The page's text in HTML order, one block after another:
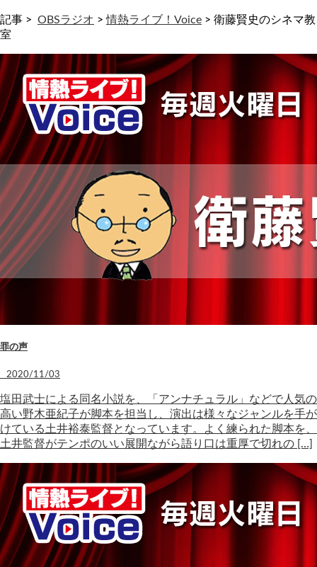
記事 > OBSラジオ >情熱ライブ！Voice > 衛藤賢史のシネマ教
室
罪の声
2020/11/03
塩田武士による同名小説を、「アンナチュラル」などで人気の
高い野木亜紀子が脚本を担当し、演出は様々なジャンルを手が
けている土井裕泰監督となっています。よく練られた脚本を、
土井監督がテンポのいい展開ながら語り口は重厚で切れの […]